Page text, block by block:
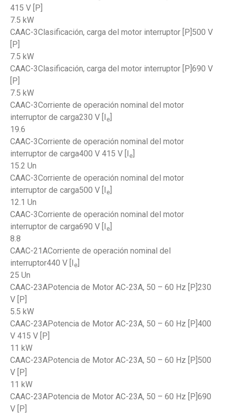
415 V [P]
7.5 kW
CAAC-3Clasificación, carga del motor interruptor [P]500 V
[P]
7.5 kW
CAAC-3Clasificación, carga del motor interruptor [P]690 V
[P]
7.5 kW
CAAC-3Corriente de operación nominal del motor
interruptor de carga230 V [I e
19.6
CAAC-3Corriente de operación nominal del motor
interruptor de carga400 V 415 V [I e
15.2 Un
CAAC-3Corriente de operación nominal del motor
interruptor de carga500 V [I e
12.1 Un
CAAC-3Corriente de operación nominal del motor
interruptor de carga690 V [I e
8.8
CAAC-21ACorriente de operación nominal del
interruptor440 V [I e
25 Un
CAAC-23APotencia de Motor AC-23A, 50 – 60 Hz [P]230
V [P]
5.5 kW
CAAC-23APotencia de Motor AC-23A, 50 – 60 Hz [P]400
V 415 V [P]
11 kW
CAAC-23APotencia de Motor AC-23A, 50 – 60 Hz [P]500
V [P]
11 kW
CAAC-23APotencia de Motor AC-23A, 50 – 60 Hz [P]690
V [P]